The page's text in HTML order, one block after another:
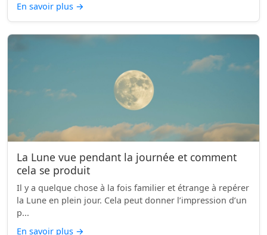
En savoir plus →
La Lune vue pendant la journée et comment
cela se produit
Il y a quelque chose à la fois familier et étrange à repérer
la Lune en plein jour. Cela peut donner l’impression d’un
p...
En savoir plus →